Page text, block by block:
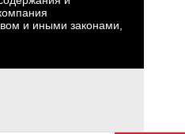
и иными законами,